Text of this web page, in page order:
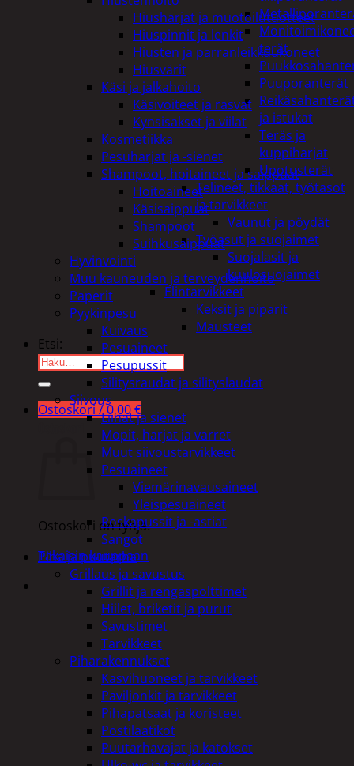
terät
Puuporanterät
ja istukat
Teräs ja
kuppiharjat
Upotusterät
Telineet, tikkaat, työtasot
ja tarvikkeet
Vaunut ja pöydät
Työasut ja suojaimet
Suojalasit ja
kuulosuojaimet
Elintarvikkeet
Keksit ja piparit
Mausteet
Etsi:
Ostoskori /0,00€
Ostoskori on tyhjä.
Takaisin kauppaan
Hiusharjat ja muotoilutuotteet
Hiuspinnit ja lenkit
Hiusten ja parranleikkuukoneet
Hiusvärit
Käsi ja jalkahoito
Käsivoiteet ja rasvat
Kynsisakset ja viilat
Kosmetiikka
Pesuharjat ja -sienet
Shampoot, hoitaineet ja saippuat
Hoitoaineet
Käsisaippuat
Shampoot
Suihkusaippuat
Hyvinvointi
Muu kauneuden ja terveydenhoito
Paperit
Pyykinpesu
Kuivaus
Pesuaineet
Pesupussit
Silitysraudat ja silityslaudat
Siivous
Liinat ja sienet
Mopit, harjat ja varret
Muut siivoustarvikkeet
Pesuaineet
Viemärinavausaineet
Yleispesuaineet
Roskapussit ja -astiat
Sangot
Piha ja puutarha
Grillaus ja savustus
Grillit ja rengaspolttimet
Hiilet, briketit ja purut
Savustimet
Tarvikkeet
Piharakennukset
Kasvihuoneet ja tarvikkeet
Paviljonkit ja tarvikkeet
Pihapatsaat ja koristeet
Postilaatikot
Puutarhavajat ja katokset